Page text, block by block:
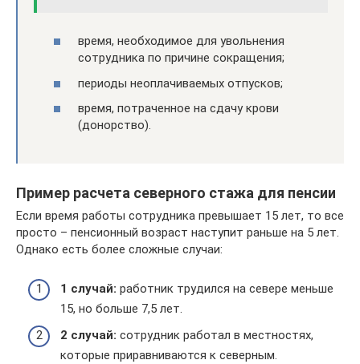
время, необходимое для увольнения
сотрудника по причине сокращения;
периоды неоплачиваемых отпусков;
время, потраченное на сдачу крови
(донорство).
Пример расчета северного стажа для пенсии
Если время работы сотрудника превышает 15 лет, то все
просто – пенсионный возраст наступит раньше на 5 лет.
Однако есть более сложные случаи:
1 случай: работник трудился на севере меньше
15, но больше 7,5 лет.
2 случай: сотрудник работал в местностях,
которые приравниваются к северным.